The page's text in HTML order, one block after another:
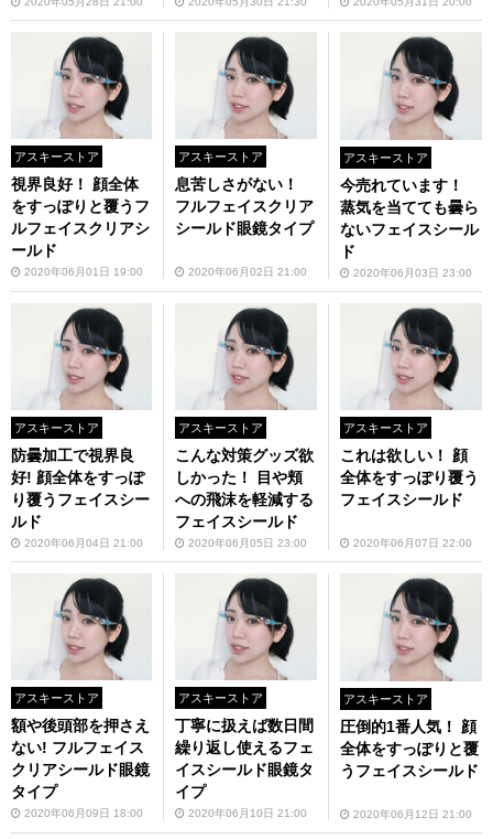
アスキーストア
視界良好！ 顔全体
をすっぽりと覆うフ
ルフェイスクリアシ
ールド
2020年06月01日 19:00
アスキーストア
息苦しさがない！
フルフェイスクリア
シールド眼鏡タイプ
2020年06月02日 21:00
アスキーストア
今売れています！
蒸気を当てても曇ら
ないフェイスシール
ド
2020年06月03日 23:00
アスキーストア
防曇加工で視界良
好! 顔全体をすっぽ
り覆うフェイスシー
ルド
2020年06月04日 21:00
アスキーストア
こんな対策グッズ欲
しかった！ 目や頬
への飛沫を軽減する
フェイスシールド
2020年06月05日 23:00
アスキーストア
これは欲しい！ 顔
全体をすっぽり覆う
フェイスシールド
2020年06月07日 22:00
アスキーストア
額や後頭部を押さえ
ない! フルフェイス
クリアシールド眼鏡
タイプ
2020年06月09日 18:00
アスキーストア
丁寧に扱えば数日間
繰り返し使えるフェ
イスシールド眼鏡タ
イプ
2020年06月10日 21:00
アスキーストア
圧倒的1番人気！ 顔
全体をすっぽりと覆
うフェイスシールド
2020年06月12日 21:00